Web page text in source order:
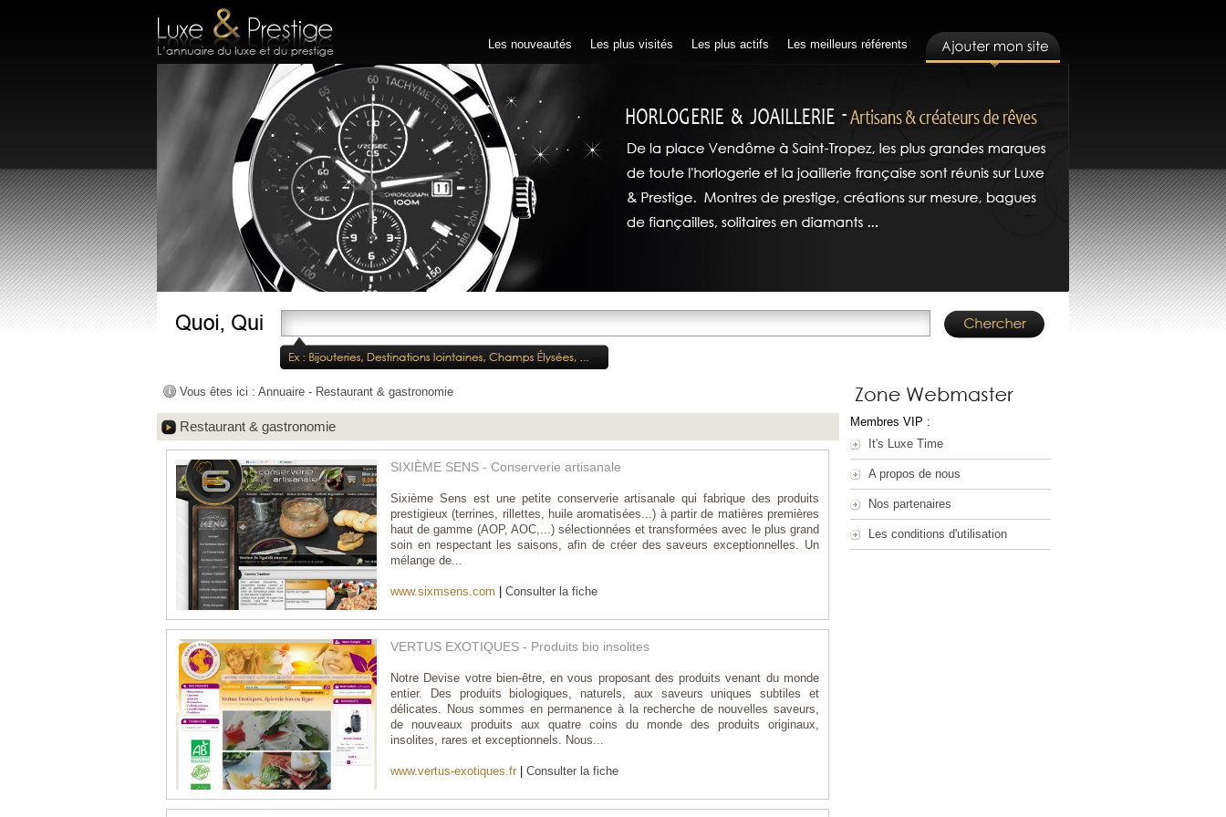
Les nouveautés Les plus visités Les plus actifs Les meilleurs référents
Membres VIP :
It's Luxe Time
A propos de nous
Nos partenaires
Les conditions d'utilisation
Vous êtes ici : Annuaire - Restaurant & gastronomie
Restaurant & gastronomie
SIXIÈME SENS - Conserverie artisanale
Sixième Sens est une petite conserverie artisanale qui fabrique des produits
prestigieux (terrines, rillettes, huile aromatisées...) à partir de matières premières
haut de gamme (AOP, AOC,...) sélectionnées et transformées avec le plus grand
soin en respectant les saisons, afin de créer des saveurs exceptionnelles. Un
mélange de...
www.sixmsens.com Consulter la fiche
VERTUS EXOTIQUES - Produits bio insolites
Notre Devise votre bien-être, en vous proposant des produits venant du monde
entier. Des produits biologiques, naturels, aux saveurs uniques subtiles et
délicates. Nous sommes en permanence à la recherche de nouvelles saveurs,
de nouveaux produits aux quatre coins du monde des produits originaux,
insolites, rares et exceptionnels. Nous...
www.vertus-exotiques.fr Consulter la fiche